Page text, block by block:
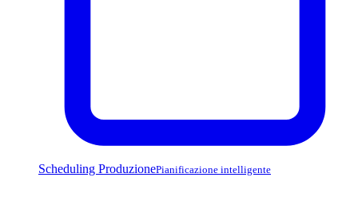
Scheduling ProduzionePianificazione intelligente